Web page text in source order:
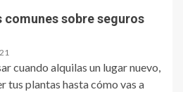
comunes sobre seguros
cuando alquilas un lugar nuevo,
tus plantas hasta cómo vas a